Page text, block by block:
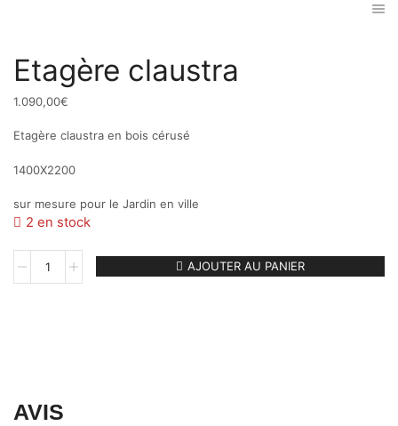
Etagère claustra
1.090,00€
Etagère claustra en bois cérusé
1400X2200
sur mesure pour le Jardin en ville
2 en stock
AJOUTER AU PANIER
AVIS